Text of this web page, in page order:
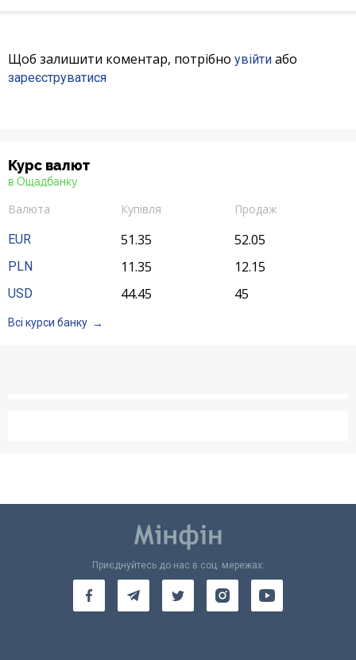
Щоб залишити коментар, потрібно увійти або
зареєструватися
Курс валют
в Ощадбанку
Валюта Купівля
Продаж
EUR
51.35 52.05
PLN 11.35 12.15
USD 44.45 45
Всі курси банку
Приєднуйтесь до нас в соц. мережах: